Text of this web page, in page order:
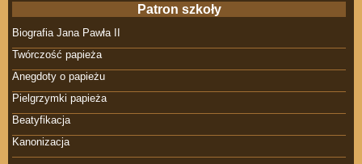
Patron szkoły
Biografia Jana Pawła II
Twórczość papieża
Anegdoty o papieżu
Pielgrzymki papieża
Beatyfikacja
Kanonizacja